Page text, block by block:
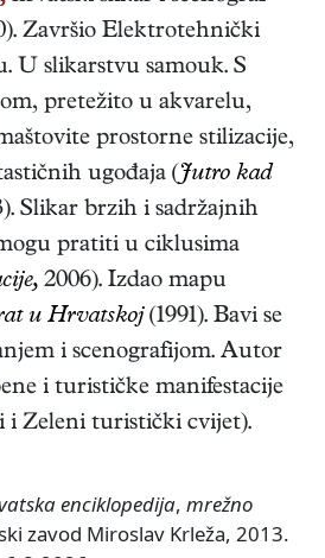
). Završio Elektrotehnički
U slikarstvu samouk. S
pretežito u akvarelu,
prostorne stilizacije,
ugođaja (Jutro kad
Slikar brzih i sadržajnih
pratiti u ciklusima
2006). Izdao mapu
u Hrvatskoj (1991). Bavi se
i scenografijom. Autor
i turističke manifestacije
i Zeleni turistički cvijet).
enciklopedija, mrežno
zavod Miroslav Krleža, 2013.